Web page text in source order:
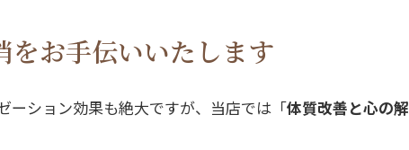
をお手伝いいたします
ーション効果も絶大ですが、当店では「体質改善と心の